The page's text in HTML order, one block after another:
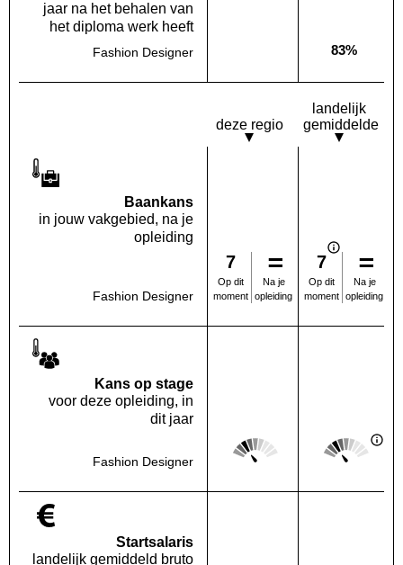
jaar na het behalen van
het diploma werk heeft
Fashion Designer Deze opleiding:
Geen waarde bekendLandelijk
83%
deze regio
landelijk
gemiddelde
Baankans
in jouw vakgebied, na je
opleiding
Fashion Designer
7
Op dit
moment
Na je
opleiding
7
Op dit
moment
Na je
opleiding
Kans op stage
voor deze opleiding, in
dit jaar
Fashion Designer Deze regio:
Score: 2 van 5
Landelijk
Score: 2 van
Startsalaris
landelijk gemiddeld bruto